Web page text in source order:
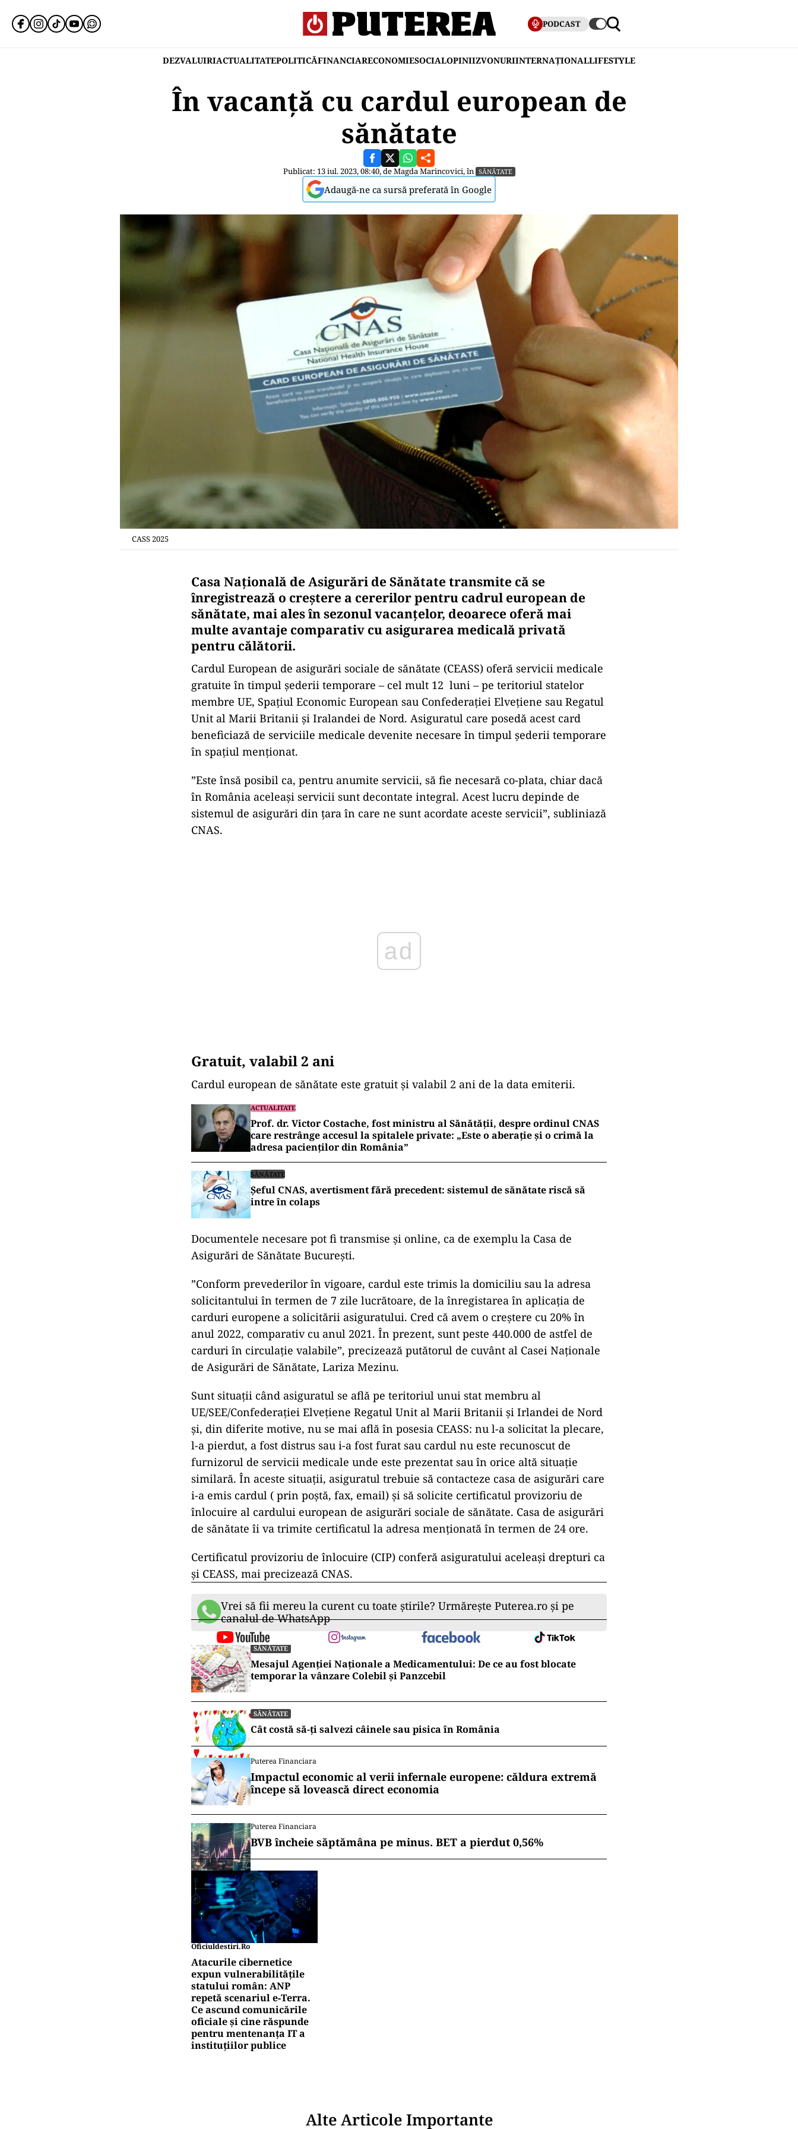
PODCAST
DEZVALUIRIACTUALITATEPOLITICĂFINANCIARECONOMIESOCIALOPINIIZVONURIINTERNAȚIONALLIFESTYLE
În vacanță cu cardul european de
sănătate
Publicat: 13 iul. 2023, 08:40, deMagda Marincovici, în SĂNĂTATE
Adaugă-ne ca sursă preferată în Google
CASS 2025
Casa Națională de Asigurări de Sănătate transmite că se
înregistrează o creștere a cererilor pentru cadrul european de
sănătate, mai ales în sezonul vacanțelor, deoarece oferă mai
multe avantaje comparativ cu asigurarea medicală privată
pentru călătorii.
Cardul European de asigurări sociale de sănătate (CEASS) oferă servicii medicale
gratuite în timpul șederii temporare – cel mult 12 luni – pe teritoriul statelor
membre UE, Spațiul Economic European sau Confederației Elvețiene sau Regatul
Unit al Marii Britanii și Iralandei de Nord. Asiguratul care posedă acest card
beneficiază de serviciile medicale devenite necesare în timpul șederii temporare
în spațiul menționat.
”Este însă posibil ca, pentru anumite servicii, să fie necesară co-plata, chiar dacă
în România aceleaşi servicii sunt decontate integral. Acest lucru depinde de
sistemul de asigurări din ţara în care ne sunt acordate aceste servicii”, subliniază
CNAS.
Gratuit, valabil 2 ani
Cardul european de sănătate este gratuit și valabil 2 ani de la data emiterii.
ACTUALITATE
Prof. dr. Victor Costache, fost ministru al Sănătății, despre ordinul CNAS
care restrânge accesul la spitalele private: „Este o aberație și o crimă la
adresa pacienților din România”
SĂNĂTATE
Șeful CNAS, avertisment fără precedent: sistemul de sănătate riscă să
intre în colaps
Documentele necesare pot fi transmise și online, ca de exemplu la Casa de
Asigurări de Sănătate București.
”Conform prevederilor în vigoare, cardul este trimis la domiciliu sau la adresa
solicitantului în termen de 7 zile lucrătoare, de la înregistarea în aplicaţia de
carduri europene a solicitării asiguratului. Cred că avem o creştere cu 20% în
anul 2022, comparativ cu anul 2021. În prezent, sunt peste 440.000 de astfel de
carduri în circulație valabile”, precizează putătorul de cuvânt al Casei Naționale
de Asigurări de Sănătate, Lariza Mezinu.
Sunt situații când asiguratul se află pe teritoriul unui stat membru al
UE/SEE/Confederaţiei Elveţiene Regatul Unit al Marii Britanii și Irlandei de Nord
şi, din diferite motive, nu se mai află în posesia CEASS: nu l-a solicitat la plecare,
l-a pierdut, a fost distrus sau i-a fost furat sau cardul nu este recunoscut de
furnizorul de servicii medicale unde este prezentat sau în orice altă situaţie
similară. În aceste situații, asiguratul trebuie să contacteze casa de asigurări care
i-a emis cardul ( prin poştă, fax, email) şi să solicite certificatul provizoriu de
înlocuire al cardului european de asigurări sociale de sănătate. Casa de asigurări
de sănătate îi va trimite certificatul la adresa menţionată în termen de 24 ore.
Certificatul provizoriu de înlocuire (CIP) conferă asiguratului aceleaşi drepturi ca
şi CEASS, mai precizează CNAS.
Vrei să fii mereu la curent cu toate știrile? Urmărește Puterea.ro și pe
canalul de WhatsApp
SĂNĂTATE
Mesajul Agenției Naționale a Medicamentului: De ce au fost blocate
temporar la vânzare Colebil și Panzcebil
SĂNĂTATE
Cât costă să-ți salvezi câinele sau pisica în România
Puterea Financiara
Impactul economic al verii infernale europene: căldura extremă
începe să lovească direct economia
Puterea Financiara
BVB încheie săptămâna pe minus. BET a pierdut 0,56%
Oficiuldestiri.ro
Atacurile cibernetice
expun vulnerabilitățile
statului român: ANP
repetă scenariul e‑Terra.
Ce ascund comunicările
oficiale și cine răspunde
pentru mentenanța IT a
instituțiilor publice
Alte Articole Importante